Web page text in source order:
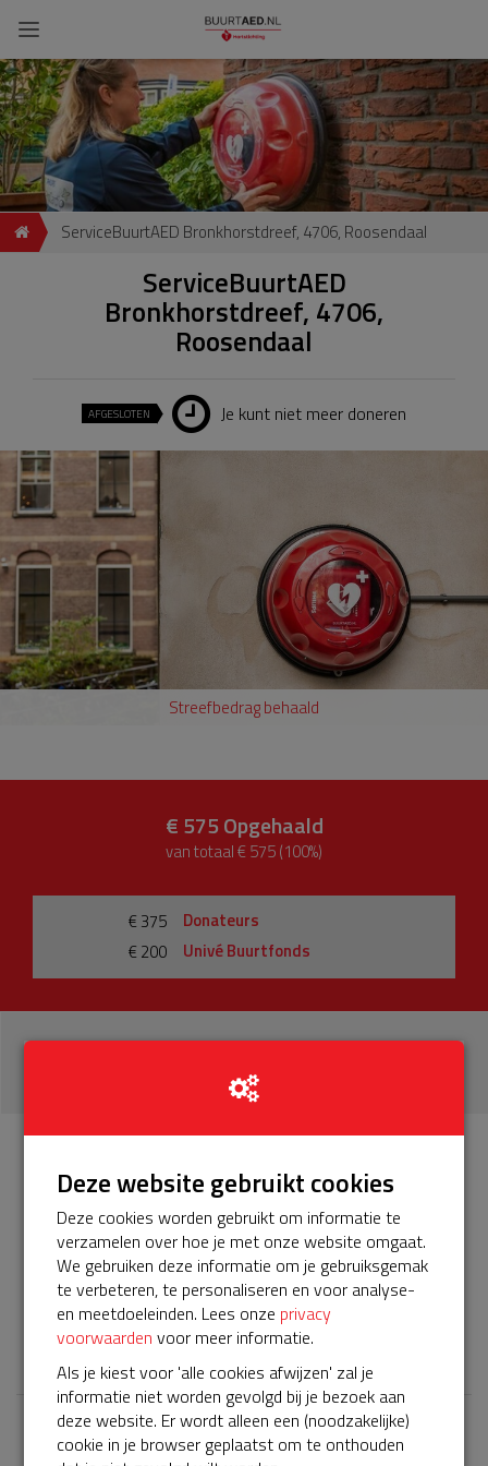
ServiceBuurtAED Bronkhorstdreef, 4706, Roosendaal
ServiceBuurtAED
Bronkhorstdreef, 4706,
Roosendaal
AFGESLOTEN Je kunt niet meer doneren
Streefbedrag behaald
€ 575Opgehaald
van totaal € 575 (100%)
€ 375
Donateurs
€ 200
Univé Buurtfonds
22
donaties
Info Donateurs 22
Het servicepakket van onze BuurtAED verloopt bijna en
moet worden verlengd, zodat onze AED gebruiksklaar
blijft. Help je mee? Doneer voor ons servicepakket!
𝕏
Laatste donaties
Deze website gebruikt cookies
Deze cookies worden gebruikt om informatie te
verzamelen over hoe je met onze website omgaat.
We gebruiken deze informatie om je gebruiksgemak
te verbeteren, te personaliseren en voor analyse-
en meetdoeleinden. Lees onze privacy
voorwaarden voor meer informatie.
Als je kiest voor 'alle cookies afwijzen' zal je
informatie niet worden gevolgd bij je bezoek aan
deze website. Er wordt alleen een (noodzakelijke)
cookie in je browser geplaatst om te onthouden